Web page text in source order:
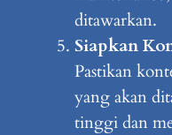
ditawarkan.
Siapkan
Pastikan
yang akan
tinggi dan